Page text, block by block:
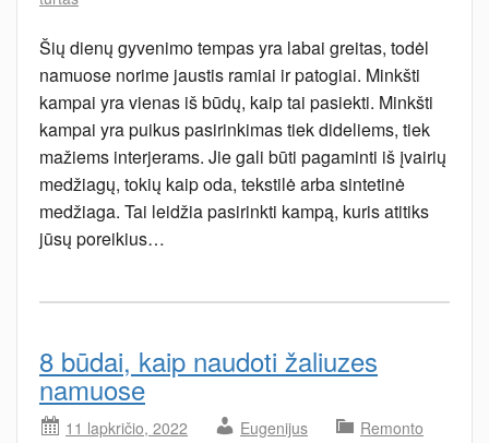
Šių dienų gyvenimo tempas yra labai greitas, todėl
namuose norime jaustis ramiai ir patogiai. Minkšti
kampai yra vienas iš būdų, kaip tai pasiekti. Minkšti
kampai yra puikus pasirinkimas tiek dideliems, tiek
mažiems interjerams. Jie gali būti pagaminti iš įvairių
medžiagų, tokių kaip oda, tekstilė arba sintetinė
medžiaga. Tai leidžia pasirinkti kampą, kuris atitiks
jūsų poreikius…
8 būdai, kaip naudoti žaliuzes
namuose
11 lapkričio, 2022 Eugenijus
Remonto